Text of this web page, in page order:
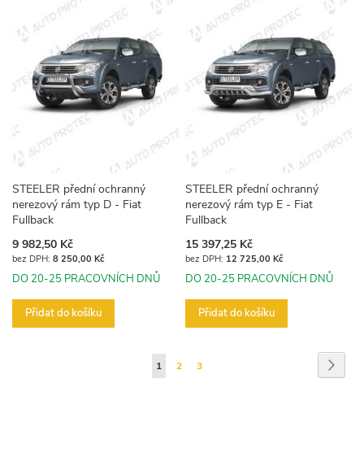
STEELER přední ochranný
nerezový rám typ D - Fiat
Fullback
9 982,50 Kč
8 250,00 Kč
DO 20-25 PRACOVNÍCH DNŮ
Přidat do košíku
STEELER přední ochranný
nerezový rám typ E - Fiat
Fullback
15 397,25 Kč
12 725,00 Kč
DO 20-25 PRACOVNÍCH DNŮ
Přidat do košíku
Stránka
Právě
1 Stránka
2 Stránka
3